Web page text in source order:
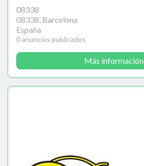
08338
08338, Barcelona
España
0 anuncios publicados
Más información